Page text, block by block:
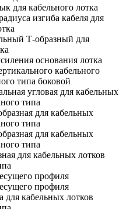
для кабельного лотка
изгиба кабеля для
Т-образный для
основания лотка
кабельного
типа боковой
угловая для кабельных
типа
для кабельных
типа
для кабельных
типа
для кабельных лотков
профиля
профиля
для кабельных лотков